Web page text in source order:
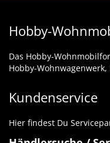
Hobby-
Das Hobby-
Hobby-
Kundenservice
Hier findest Du